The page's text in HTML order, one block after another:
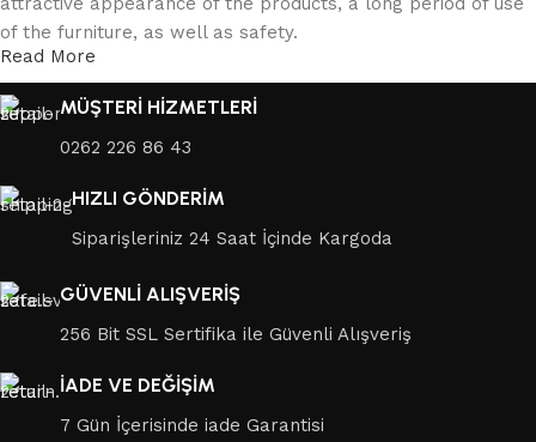
of the furniture, as well as safety.
Read More
MÜŞTERİ HİZMETLERİ
0262 226 86 43
HIZLI GÖNDERİM
Siparişleriniz 24 Saat İçinde Kargoda
GÜVENLİ ALIŞVERİŞ
256 Bit SSL Sertifika ile Güvenli Alışveriş
İADE VE DEĞİŞİM
7 Gün İçerisinde iade Garantisi